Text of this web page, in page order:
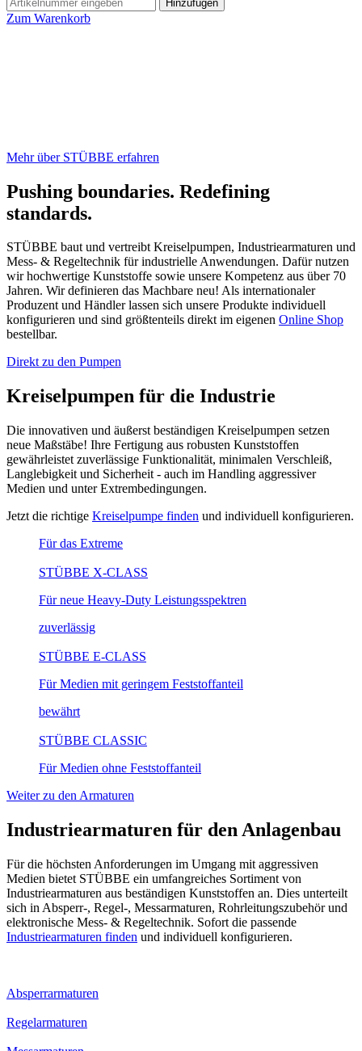
Hinzufügen
Zum Warenkorb
Mehr über STÜBBE erfahren
Pushing boundaries. Redefining
standards.
STÜBBE baut und vertreibt Kreiselpumpen, Industriearmaturen und
Mess- & Regeltechnik für industrielle Anwendungen. Dafür nutzen
wir hochwertige Kunststoffe sowie unsere Kompetenz aus über 70
Jahren. Wir definieren das Machbare neu! Als internationaler
Produzent und Händler lassen sich unsere Produkte individuell
konfigurieren und sind größtenteils direkt im eigenen Online Shop
bestellbar.
Direkt zu den Pumpen
Kreiselpumpen für die Industrie
Die innovativen und äußerst beständigen Kreiselpumpen setzen
neue Maßstäbe! Ihre Fertigung aus robusten Kunststoffen
gewährleistet zuverlässige Funktionalität, minimalen Verschleiß,
Langlebigkeit und Sicherheit - auch im Handling aggressiver
Medien und unter Extrembedingungen.
Jetzt die richtige Kreiselpumpe finden und individuell konfigurieren.
Für das Extreme
STÜBBE X-CLASS
Für neue Heavy-Duty Leistungsspektren
zuverlässig
STÜBBE E-CLASS
Für Medien mit geringem Feststoffanteil
bewährt
STÜBBE CLASSIC
Für Medien ohne Feststoffanteil
Weiter zu den Armaturen
Industriearmaturen für den Anlagenbau
Für die höchsten Anforderungen im Umgang mit aggressiven
Medien bietet STÜBBE ein umfangreiches Sortiment von
Industriearmaturen aus beständigen Kunststoffen an. Dies unterteilt
sich in Absperr-, Regel-, Messarmaturen, Rohrleitungszubehör und
elektronische Mess- & Regeltechnik. Sofort die passende
Industriearmaturen finden und individuell konfigurieren.
Absperrarmaturen
Regelarmaturen